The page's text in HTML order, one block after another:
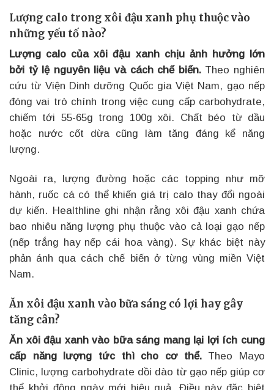
Lượng calo trong xôi đậu xanh phụ thuộc vào
những yếu tố nào?
Lượng calo của xôi đậu xanh chịu ảnh hưởng lớn
bởi tỷ lệ nguyên liệu và cách chế biến.Theo nghiên
cứu từ Viện Dinh dưỡng Quốc gia Việt Nam, gạo nếp
đóng vai trò chính trong việc cung cấp carbohydrate,
chiếm tới 55-65g trong 100g xôi. Chất béo từ dầu
hoặc nước cốt dừa cũng làm tăng đáng kể năng
lượng.
Ngoài ra, lượng đường hoặc các topping như mỡ
hành, ruốc cá có thể khiến giá trị calo thay đổi ngoài
dự kiến. Healthline ghi nhận rằng xôi đậu xanh chứa
bao nhiêu năng lượng phụ thuộc vào cả loại gạo nếp
(nếp trắng hay nếp cái hoa vàng). Sự khác biệt này
phản ánh qua cách chế biến ở từng vùng miền Việt
Nam.
Ăn xôi đậu xanh vào bữa sáng có lợi hay gây
tăng cân?
Ăn xôi đậu xanh vào bữa sáng mang lại lợi ích cung
cấp năng lượng tức thì cho cơ thể.Theo Mayo
Clinic, lượng carbohydrate dồi dào từ gạo nếp giúp cơ